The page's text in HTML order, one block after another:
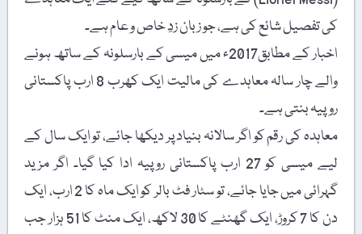
کی تفصیل شائع کی ہے، جو زبان زدِ خاص و عام ہے۔
اخبار کے مطابق2017ء میں میسی کے بارسلونہ کے ساتھ ہونے
والے چار سالہ معاہدے کی مالیت ایک کھرب 8 ارب پاکستانی
روپیہ بنتی ہے۔
معاہدہ کی رقم کو اگر سالانہ بنیاد پر دیکھا جائے، تو ایک سال کے
لیے میسی کو 27 ارب پاکستانی روپیہ ادا کیا گیا۔ اگر مزید
گہرائی میں جایا جائے، تو سٹار فٹ بالر کو ایک ماہ کا 2 ارب، ایک
دن کا 7 کروڑ، ایک گھنٹے کا 30 لاکھ، ایک منٹ کا 51 ہزار جب